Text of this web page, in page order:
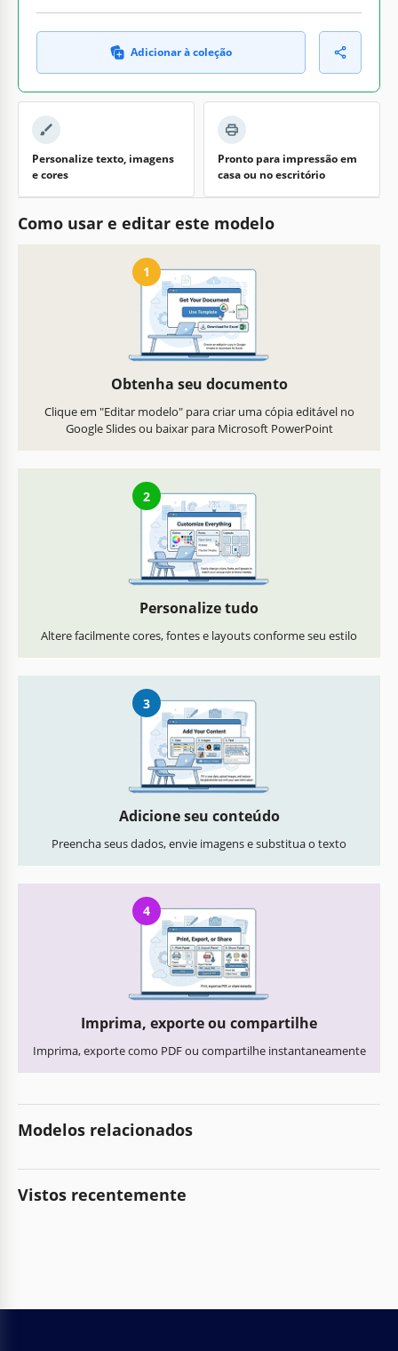
Adicionar à coleção
Personalize texto, imagens
e cores
Pronto para impressão em
casa ou no escritório
Como usar e editar este modelo
1
Obtenha seu documento
Clique em "Editar modelo" para criar uma cópia editável no
Google Slides ou baixar para Microsoft PowerPoint
2
Personalize tudo
Altere facilmente cores, fontes e layouts conforme seu estilo
3
Adicione seu conteúdo
Preencha seus dados, envie imagens e substitua o texto
4
Imprima, exporte ou compartilhe
Imprima, exporte como PDF ou compartilhe instantaneamente
Modelos relacionados
Vistos recentemente